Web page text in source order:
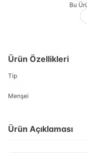
Bu
Ürün Özellikleri
Tip
Menşei
Ürün Açıklaması